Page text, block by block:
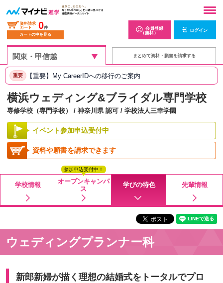
資料請求
カート
0件
カートの中を見る
会員登録
（無料）
ログイン
まとめて資料・願書を請求する
重要 【重要】My CareerIDへの移行のご案内
横浜ウェディング&ブライダル専門学校
専修学校（専門学校） / 神奈川県 認可 / 学校法人三幸学園
イベント参加申込受付中
資料や願書を請求できます
学校情報
オープンキャンパ
ス
参加申込受付中！
学びの特色 先輩情報
ウェディングプランナー科
新郎新婦が描く理想の結婚式をトータルでプロ